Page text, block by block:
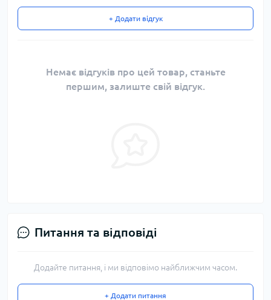
+ Додати відгук
Немає відгуків про цей товар, станьте
першим, залиште свій відгук.
Питання та відповіді
Додайте питання, і ми відповімо найближчим часом.
+ Додати питання